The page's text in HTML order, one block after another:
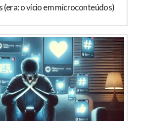
(era: o vício em microconteúdos)